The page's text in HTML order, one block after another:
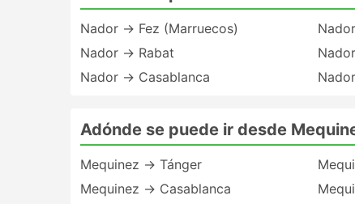
Nador → Fez (Marruecos)
Nador → Rabat
Nador → Casablanca
Adónde se puede ir desde
Mequinez → Tánger
Mequinez → Casablanca